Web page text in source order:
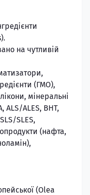
на чутливій
(ГМО),
мінеральні
ALS/ALES, BHT,
SLES,
(нафта,
(Olea